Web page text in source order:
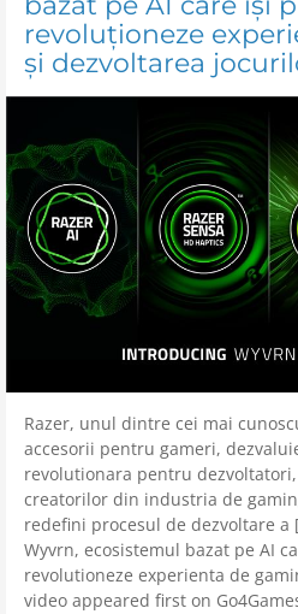
revoluționeze
și dezvoltarea
Razer, unul dintre cei mai
accesorii pentru gameri,
revolutionara pentru
creatorilor din industria de
redefini procesul de dezvoltare a
Wyvrn, ecosistemul bazat pe AI
revolutioneze experienta de
video appeared first on